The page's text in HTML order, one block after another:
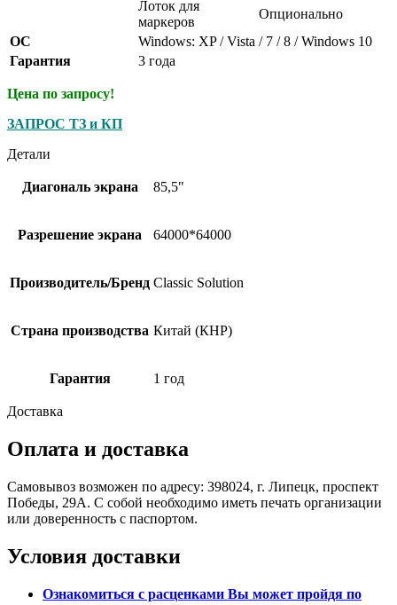
Лоток для
маркеров
Опционально
ОС
Windows: XP / Vista / 7 / 8 / Windows 10
Гарантия
3 года
Цена по запросу!
ЗАПРОС ТЗ и КП
Детали
Диагональ экрана 85,5"
Разрешение экрана 64000*64000
Производитель/Бренд Classic Solution
Страна производства Китай (КНР)
Гарантия 1 год
Доставка
Оплата и доставка
Самовывоз возможен по адресу: 398024, г. Липецк, проспект
Победы, 29А. С собой необходимо иметь печать организации
или доверенность с паспортом.
Условия доставки
Ознакомиться с расценками Вы может пройдя по